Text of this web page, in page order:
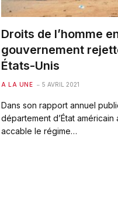
Droits de l’homme
gouvernement
États-Unis
A LA UNE 5 AVRIL 2021
Dans son rapport annuel
département d’État
accable le régime…